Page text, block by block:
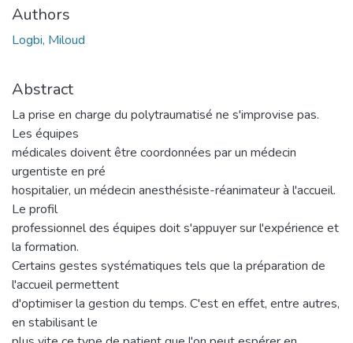
Authors
Logbi, Miloud
Abstract
La prise en charge du polytraumatisé ne s'improvise pas.
Les équipes
médicales doivent être coordonnées par un médecin
urgentiste en pré
hospitalier, un médecin anesthésiste-réanimateur à l'accueil.
Le profil
professionnel des équipes doit s'appuyer sur l'expérience et
la formation.
Certains gestes systématiques tels que la préparation de
l'accueil permettent
d'optimiser la gestion du temps. C'est en effet, entre autres,
en stabilisant le